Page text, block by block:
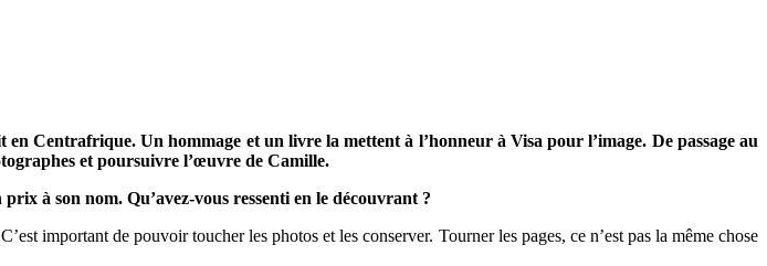
Centrafrique. Un hommage et un livre la mettent à l’honneur à Visa pour l’image. De passage au
et poursuivre l’œuvre de Camille.
à son nom. Qu’avez-vous ressenti en le découvrant ?
important de pouvoir toucher les photos et les conserver. Tourner les pages, ce n’est pas la même chose